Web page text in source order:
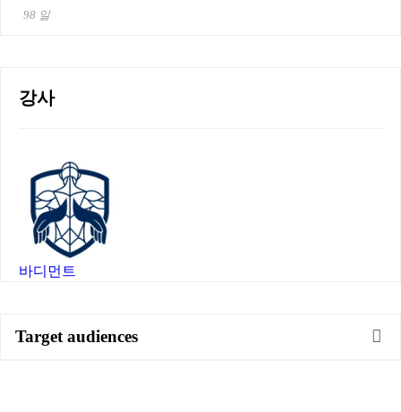
98 일
강사
바디먼트
Target audiences